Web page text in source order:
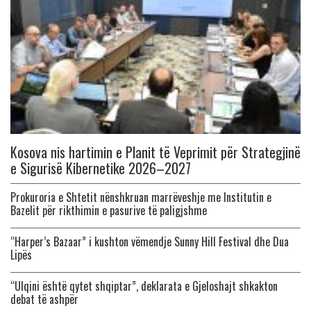
Kosova nis hartimin e Planit të Veprimit për Strategjinë
e Sigurisë Kibernetike 2026–2027
Prokuroria e Shtetit nënshkruan marrëveshje me Institutin e
Bazelit për rikthimin e pasurive të paligjshme
“Harper’s Bazaar” i kushton vëmendje Sunny Hill Festival dhe Dua
Lipës
“Ulqini është qytet shqiptar”, deklarata e Gjeloshajt shkakton
debat të ashpër